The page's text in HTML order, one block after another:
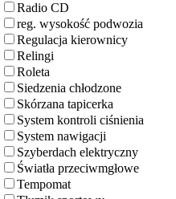
Radio CD
reg. wysokość podwozia
Regulacja kierownicy
Relingi
Roleta
Siedzenia chłodzone
Skórzana tapicerka
System kontroli ciśnienia
System nawigacji
Szyberdach elektryczny
Światła przeciwmgłowe
Tempomat